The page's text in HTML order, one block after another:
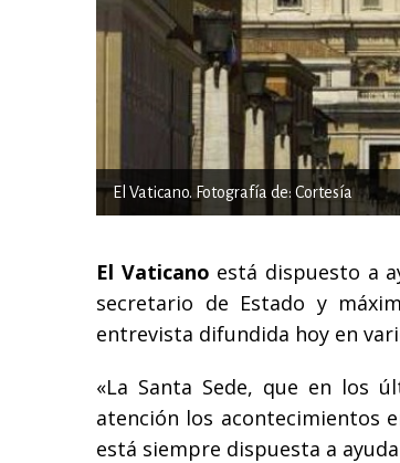
El Vaticano. Fotografía de: Cortesía
El Vaticano está dispuesto a
secretario de Estado y
entrevista difundida hoy en
«La Santa Sede, que en los
atención los acontecimientos
está siempre dispuesta a